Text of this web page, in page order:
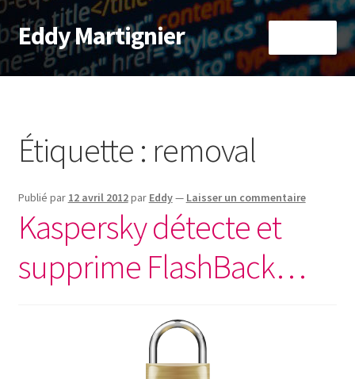
Aller
à
la
Aller
au
contenu
Eddy Martignier
Accueil
Informatique
RaspberryPi
Étiquette : removal
Publié par 12 avril 2012par Eddy— Laisser un commentaire
Kaspersky détecte et
supprime FlashBack…